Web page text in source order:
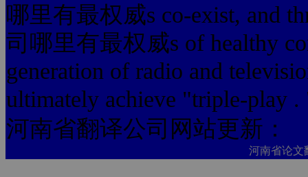
哪里有最权威s co-exist, and
司哪里有最权威s of healthy
generation of radio and
ultimately achieve "triple-play .
河南省翻译公司网站更新：
河南省论文